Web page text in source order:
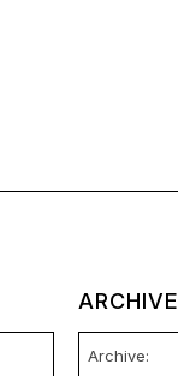
ARCHIVE